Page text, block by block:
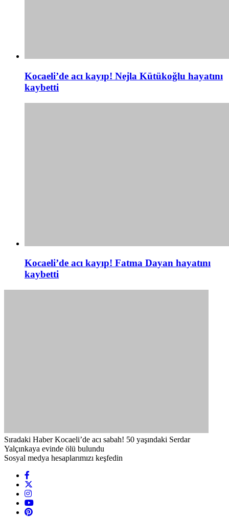
Kocaeli’de acı kayıp! Nejla Kütükoğlu hayatını
kaybetti
Kocaeli’de acı kayıp! Fatma Dayan hayatını
kaybetti
Sıradaki Haber Kocaeli’de acı sabah! 50 yaşındaki Serdar
Yalçınkaya evinde ölü bulundu
Sosyal medya hesaplarımızı keşfedin